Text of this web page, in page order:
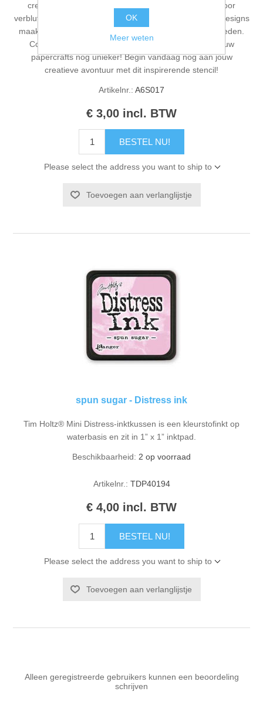
creativiteit stromen met inktspray en textuurpasta's voor
verbluffende effecten. Of je nu vintage of sprankelende designs
maakt, dit veelzijdige product biedt eindeloze mogelijkheden.
Combineer het met onze Lavinia stencils en maak jouw
papercrafts nog unieker! Begin vandaag nog aan jouw
creatieve avontuur met dit inspirerende stencil!
Artikelnr.: A6S017
€ 3,00 incl. BTW
BESTEL NU!
Please select the address you want to ship to
Toevoegen aan verlanglijstje
spun sugar - Distress ink
Tim Holtz® Mini Distress-inktkussen is een kleurstofinkt op
waterbasis en zit in 1” x 1” inktpad.
Beschikbaarheid: 2 op voorraad
Artikelnr.: TDP40194
€ 4,00 incl. BTW
BESTEL NU!
Please select the address you want to ship to
Toevoegen aan verlanglijstje
Alleen geregistreerde gebruikers kunnen een beoordeling
schrijven
OK
Meer weten